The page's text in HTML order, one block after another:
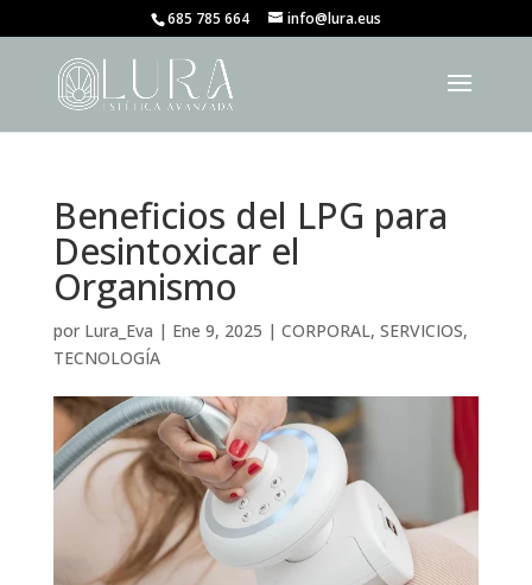
685 785 664 info@lura.eus
Beneficios del LPG para
Desintoxicar el
Organismo
por Lura_Eva | Ene 9, 2025 | CORPORAL, SERVICIOS,
TECNOLOGÍA